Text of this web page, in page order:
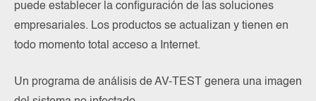
puede establecer la configuración de las soluciones
empresariales. Los productos se actualizan y tienen en
todo momento total acceso a Internet.
Un programa de análisis de AV-TEST genera una imagen